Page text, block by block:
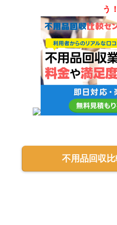
う！
不用品回収